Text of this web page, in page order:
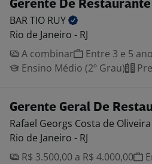
Gerente De Restaurante
BAR TIO RUY
Rio de Janeiro - RJ
A combinar
Entre 3 e 5
Ensino Médio (2º Grau)
Gerente Geral De
Rafael Georgs Costa de Oliveira
Rio de Janeiro - RJ
R$ 3.500,00 a R$ 4.000,00